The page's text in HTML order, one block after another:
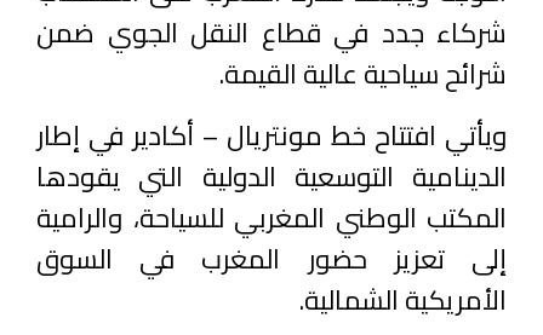
شركاء جدد في قطاع النقل الجوي ضمن
شرائح سياحية عالية القيمة.
ويأتي افتتاح خط مونتريال – أكادير في إطار
الدينامية التوسعية الدولية التي يقودها
المكتب الوطني المغربي للسياحة، والرامية
إلى تعزيز حضور المغرب في السوق
الأمريكية الشمالية.